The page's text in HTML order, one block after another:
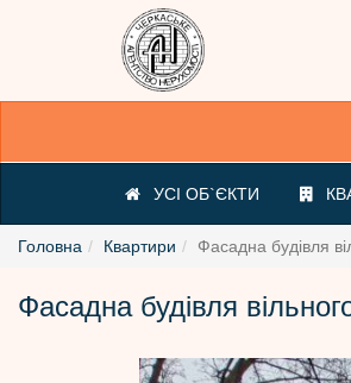
УСІ ОБ`ЄКТИ
Головна Квартири Фасадна будівля
Фасадна будівля